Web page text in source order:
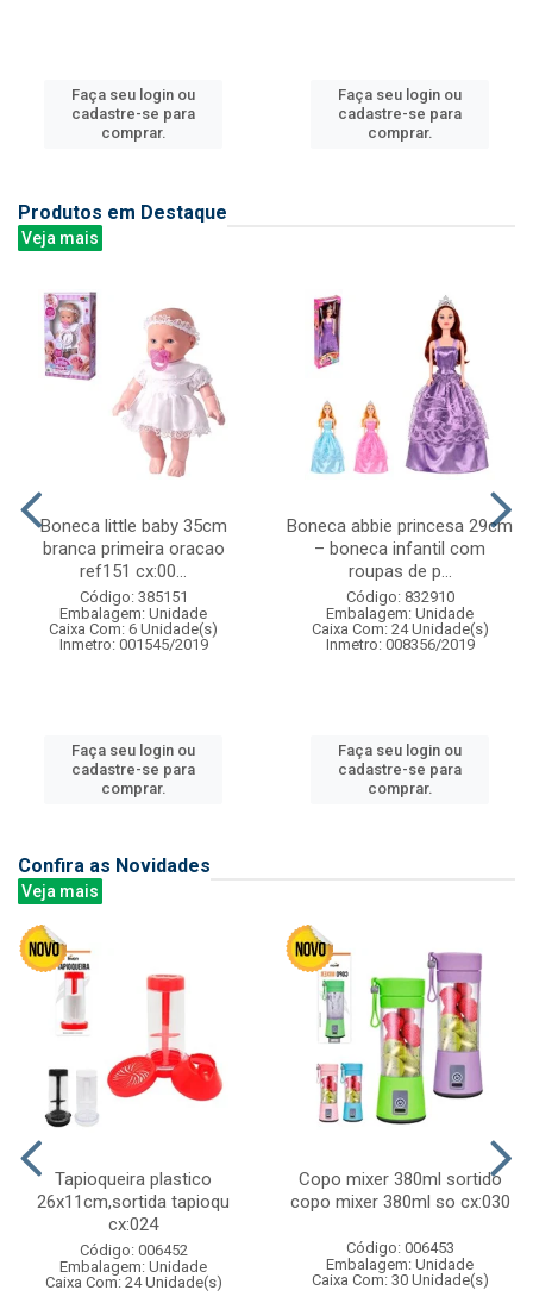
Faça seu login ou
cadastre-se para
comprar.
Faça seu login ou
cadastre-se para
comprar.
Produtos em Destaque
Veja mais
Boneca little baby 35cm
branca primeira oracao
ref151 cx:00...
Código: 385151
Embalagem: Unidade
Caixa Com: 6 Unidade(s)
Inmetro: 001545/2019
Faça seu login ou
cadastre-se para
comprar.
Boneca abbie princesa 29cm
– boneca infantil com
roupas de p...
Código: 832910
Embalagem: Unidade
Caixa Com: 24 Unidade(s)
Inmetro: 008356/2019
Faça seu login ou
cadastre-se para
comprar.
Confira as Novidades
Veja mais
Tapioqueira plastico
26x11cm,sortida tapioqu
cx:024
Código: 006452
Embalagem: Unidade
Caixa Com: 24 Unidade(s)
Copo mixer 380ml sortido
copo mixer 380ml so cx:030
Código: 006453
Embalagem: Unidade
Caixa Com: 30 Unidade(s)